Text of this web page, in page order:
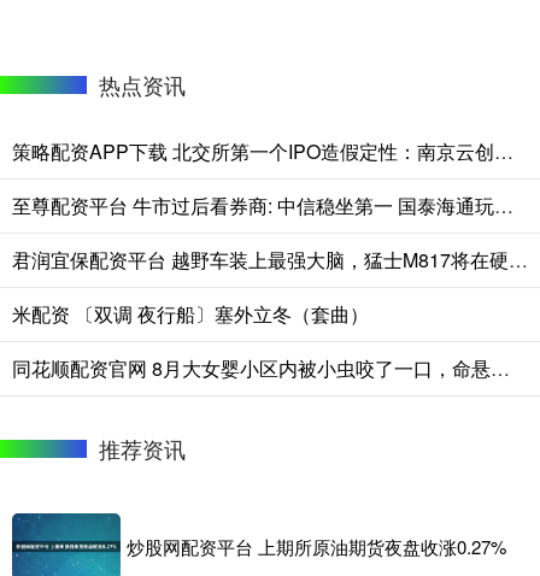
热点资讯
策略配资APP下载 北交所第一个IPO造假定性：南京云创被罚1.491亿元董事长张真和总经理刘鹏夫妇或要坐牢！又是中信建投保荐！
至尊配资平台 牛市过后看券商: 中信稳坐第一 国泰海通玩报表 中金估值凭啥贵一倍
君润宜保配资平台 越野车装上最强大脑，猛士M817将在硬派越野赛道掀起智能风暴
米配资 〔双调 夜行船〕塞外立冬（套曲）
同花顺配资官网 8月大女婴小区内被小虫咬了一口，命悬一线！多次抢救，全身换血……
推荐资讯
炒股网配资平台 上期所原油期货夜盘收涨0.27%